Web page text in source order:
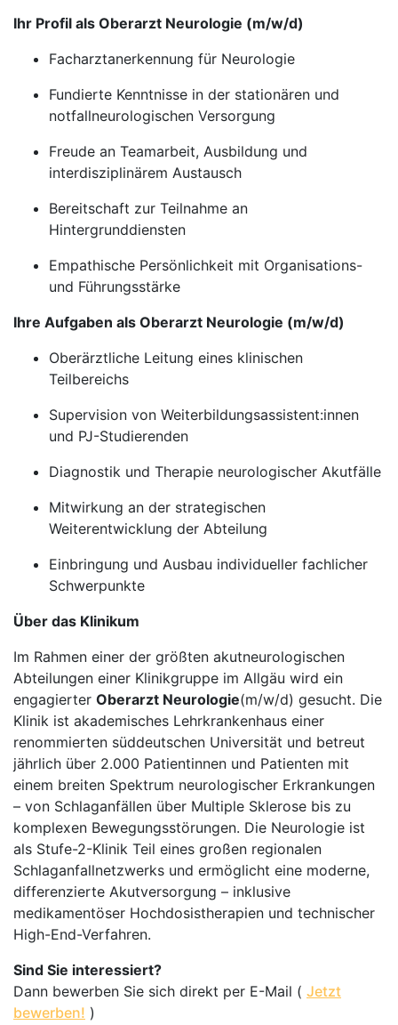
Ihr Profil als Oberarzt Neurologie (m/w/d)
Facharztanerkennung für Neurologie
Fundierte Kenntnisse in der stationären und
notfallneurologischen Versorgung
Freude an Teamarbeit, Ausbildung und
interdisziplinärem Austausch
Bereitschaft zur Teilnahme an
Hintergrunddiensten
Empathische Persönlichkeit mit Organisations-
und Führungsstärke
Ihre Aufgaben als Oberarzt Neurologie (m/w/d)
Oberärztliche Leitung eines klinischen
Teilbereichs
Supervision von Weiterbildungsassistent:innen
und PJ-Studierenden
Diagnostik und Therapie neurologischer Akutfälle
Mitwirkung an der strategischen
Weiterentwicklung der Abteilung
Einbringung und Ausbau individueller fachlicher
Schwerpunkte
Über das Klinikum
Im Rahmen einer der größten akutneurologischen
Abteilungen einer Klinikgruppe im Allgäu wird ein
engagierter Oberarzt Neurologie(m/w/d) gesucht. Die
Klinik ist akademisches Lehrkrankenhaus einer
renommierten süddeutschen Universität und betreut
jährlich über 2.000 Patientinnen und Patienten mit
einem breiten Spektrum neurologischer Erkrankungen
– von Schlaganfällen über Multiple Sklerose bis zu
komplexen Bewegungsstörungen. Die Neurologie ist
als Stufe-2-Klinik Teil eines großen regionalen
Schlaganfallnetzwerks und ermöglicht eine moderne,
differenzierte Akutversorgung – inklusive
medikamentöser Hochdosistherapien und technischer
High-End-Verfahren.
Sind Sie interessiert?
Dann bewerben Sie sich direkt per E-Mail ( Jetzt
bewerben! )